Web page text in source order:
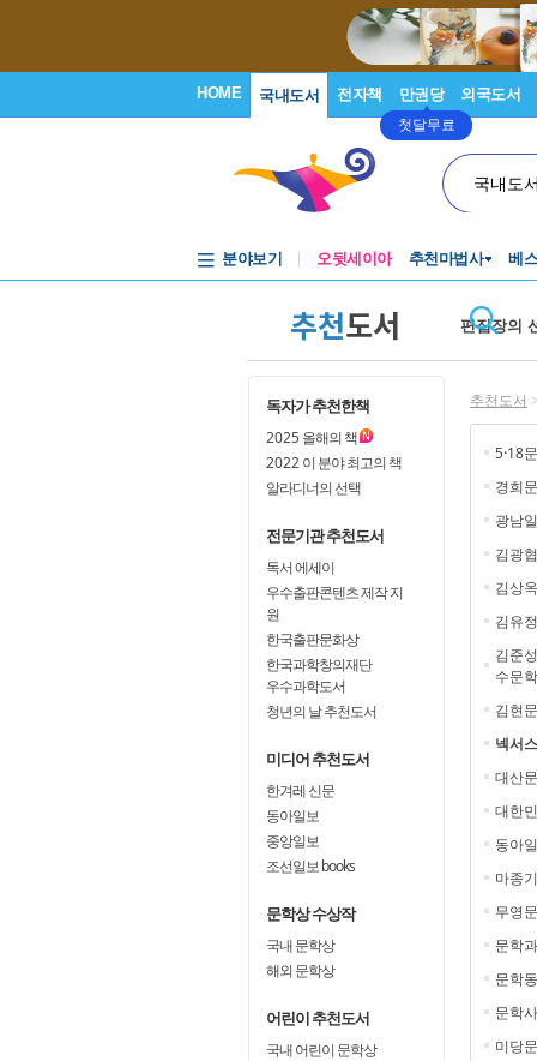
HOME 국내도서 전자책 만권당
첫달무료
외국도서
국내도
분야보기 오뒷세이아 추천마법사 베
추천도서 편집장의
독자가 추천한책
2025올해의 책
2022이 분야 최고의 책
알라디너의 선택
전문기관 추천도서
독서 에세이
우수출판콘텐츠 제작 지
원
한국출판문화상
한국과학창의재단
우수과학도서
청년의 날 추천도서
미디어 추천도서
한겨레 신문
동아일보
중앙일보
조선일보 books
문학상 수상작
국내 문학상
해외 문학상
어린이 추천도서
국내 어린이 문학상
추천도서
5·18
경희
광남
김광
김상
김유
김준
수문
김현
넥서
대산
대한
동아
마종
무영
문학
문학
문학
미당